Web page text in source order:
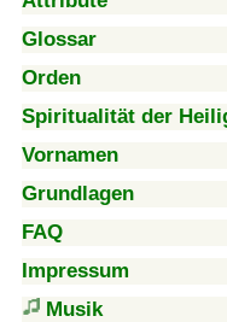
Glossar
Orden
Spiritualität der
Vornamen
Grundlagen
FAQ
Impressum
Musik